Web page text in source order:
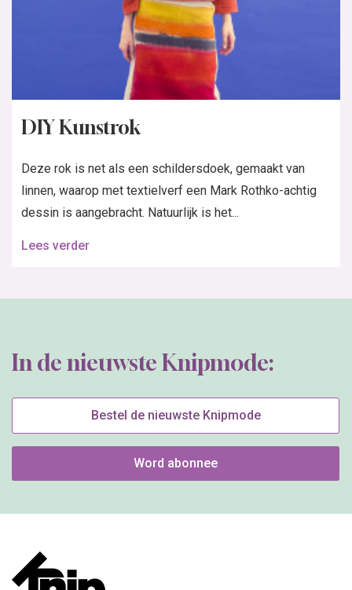
DIY Kunstrok
Deze rok is net als een schildersdoek, gemaakt van
linnen, waarop met textielverf een Mark Rothko-achtig
dessin is aangebracht. Natuurlijk is het...
Lees verder
In de nieuwste Knipmode:
Bestel de nieuwste Knipmode
Word abonnee